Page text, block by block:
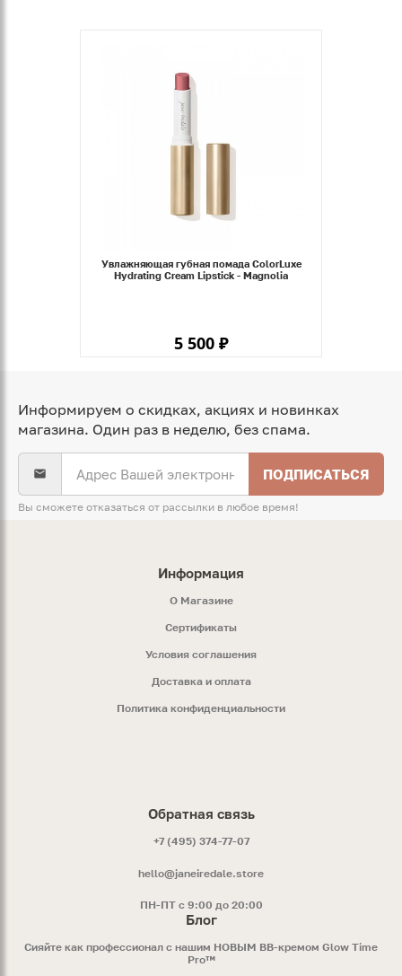
Увлажняющая губная помада ColorLuxe
Hydrating Cream Lipstick - Magnolia
5 500 ₽
Информируем о скидках, акциях и новинках
магазина. Один раз в неделю, без спама.
ПОДПИСАТЬСЯ
Вы сможете отказаться от рассылки в любое время!
Информация
O Магазине
Сертификаты
Условия соглашения
Доставка и оплата
Политика конфиденциальности
Обратная связь
+7 (495) 374-77-07
hello@janeiredale.store
ПН-ПТ с 9:00 до 20:00
Блог
Сияйте как профессионал с нашим НОВЫМ ВВ-кремом Glow Time
Pro™